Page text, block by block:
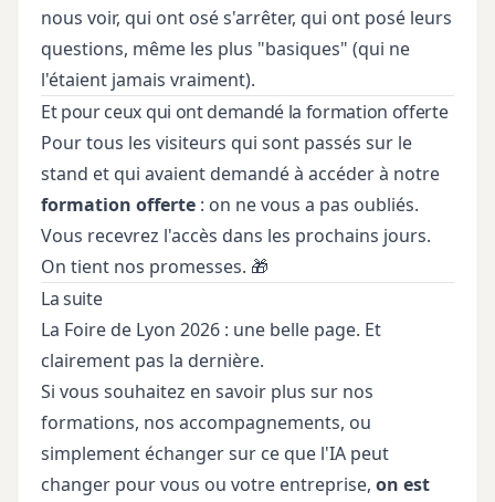
nous voir, qui ont osé s'arrêter, qui ont posé leurs
questions, même les plus "basiques" (qui ne
l'étaient jamais vraiment).
Et pour ceux qui ont demandé la formation offerte
Pour tous les visiteurs qui sont passés sur le
stand et qui avaient demandé à accéder à notre
formation offerte : on ne vous a pas oubliés.
Vous recevrez l'accès dans les prochains jours.
On tient nos promesses. 🎁
La suite
La Foire de Lyon 2026 : une belle page. Et
clairement pas la dernière.
Si vous souhaitez en savoir plus sur nos
formations, nos accompagnements, ou
simplement échanger sur ce que l'IA peut
changer pour vous ou votre entreprise, on est